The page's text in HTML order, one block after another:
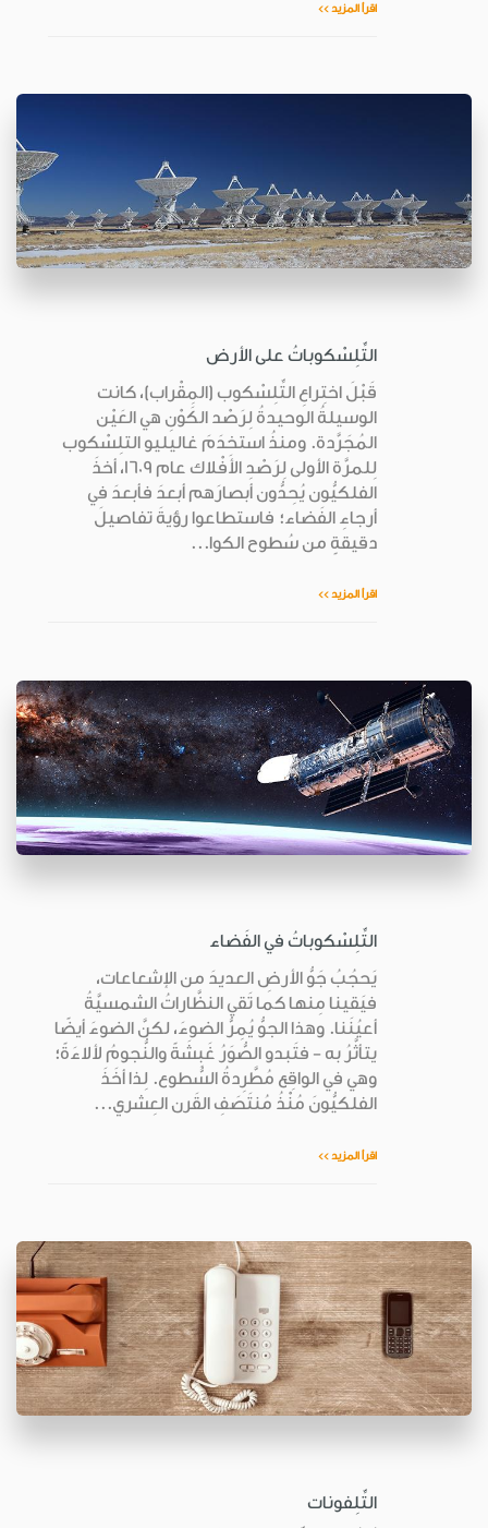
اقرأ المزيد >>
التِّلِسْكوباتُ على الأرض
قَبْلَ اختِراعِ التِّلِسْكوب (المِقْراب)، كانت
الوسيلةُ الوحيدةُ لِرَصْد الكَوْنِ هي العَيْن
المُجَرَّدة. ومنذُ استخدَمَ غاليليو التلِسْكوب
لِلمرَّة الأولى لِرَصْدِ الأَفْلاك عام 1609، أخذَ
الفلكيُّون يُحِدُّون أبصارَهم أبعدَ فأبعدَ في
أرجاءِ الفَضاء؛ فاستطاعوا رؤيةَ تفاصيلَ
دقيقةٍ من سُطوح الكوا...
اقرأ المزيد >>
التِّلِسْكوباتُ في الفَضاء
يَحجُبُ جَوُّ الأرضِ العديدَ من الإشعاعات،
فيَقينا مِنها كما تَقي النظَّاراتُ الشمسيَّةُ
أعيُنَنا. وهذا الجوُّ يُمِرُّ الضوءَ، لكنَّ الضوءَ أيضًا
يتأثَّرُ به - فتَبدو الصُّوَرُ غَبِشَةً والنُّجومُ لألاءَةً؛
وهي في الواقِع مُطَّرِدةُ السُّطوع. لِذا أخَذَ
الفلكيُّونَ مُنْذُ مُنتَصَفِ القَرن العِشري...
اقرأ المزيد >>
التِّلِفونات